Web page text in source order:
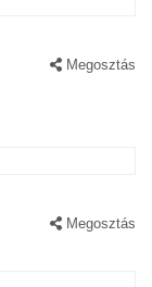
Megosztás
Megosztás